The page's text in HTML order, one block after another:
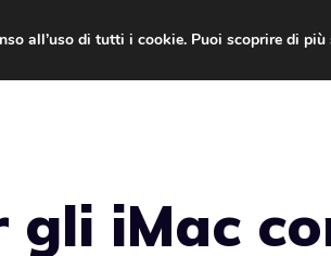
gli iMac
all’uso di tutti i cookie. Puoi scoprire di